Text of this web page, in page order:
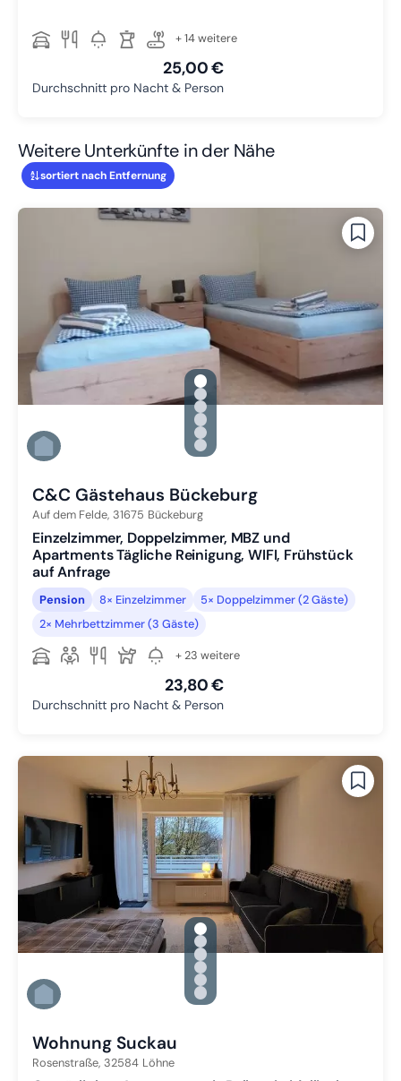
+ 14 weitere
25,00 €
Durchschnitt pro Nacht & Person
Weitere Unterkünfte in der Nähe
sortiert nach Entfernung
gallery.slide_selector
Zu Slide 1 wechseln
Zu Slide 2 wechseln
Zu Slide 3 wechseln
Zu Slide 4 wechseln
Zu Slide 5 wechseln
Zu Slide 6 wechseln
C&C Gästehaus Bückeburg
Auf dem Felde, 31675 Bückeburg
Einzelzimmer, Doppelzimmer, MBZ und
Apartments Tägliche Reinigung, WIFI, Frühstück
auf Anfrage
Pension 8× Einzelzimmer
5× Doppelzimmer (2 Gäste)
2× Mehrbettzimmer (3 Gäste)
+ 23 weitere
23,80 €
Durchschnitt pro Nacht & Person
gallery.slide_selector
Zu Slide 1 wechseln
Zu Slide 2 wechseln
Zu Slide 3 wechseln
Zu Slide 4 wechseln
Zu Slide 5 wechseln
Zu Slide 6 wechseln
Wohnung Suckau
Rosenstraße, 32584 Löhne